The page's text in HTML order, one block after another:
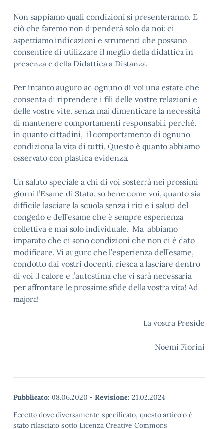
Non sappiamo quali condizioni si presenteranno. E
ciò che faremo non dipenderà solo da noi: ci
aspettiamo indicazioni e strumenti che possano
consentire di utilizzare il meglio della didattica in
presenza e della Didattica a Distanza.
Per intanto auguro ad ognuno di voi una estate che
consenta di riprendere i fili delle vostre relazioni e
delle vostre vite, senza mai dimenticare la necessità
di mantenere comportamenti responsabili perché,
in quanto cittadini, il comportamento di ognuno
condiziona la vita di tutti. Questo è quanto abbiamo
osservato con plastica evidenza.
Un saluto speciale a chi di voi sosterrà nei prossimi
giorni l’Esame di Stato: so bene come voi, quanto sia
difficile lasciare la scuola senza i riti e i saluti del
congedo e dell’esame che è sempre esperienza
collettiva e mai solo individuale. Ma abbiamo
imparato che ci sono condizioni che non ci è dato
modificare. Vi auguro che l’esperienza dell’esame,
condotto dai vostri docenti, riesca a lasciare dentro
di voi il calore e l’autostima che vi sarà necessaria
per affrontare le prossime sfide della vostra vita! Ad
majora!
La vostra Preside
Noemi Fiorini
Pubblicato: 08.06.2020 - Revisione: 21.02.2024
Eccetto dove diversamente specificato, questo articolo è
stato rilasciato sotto Licenza Creative Commons